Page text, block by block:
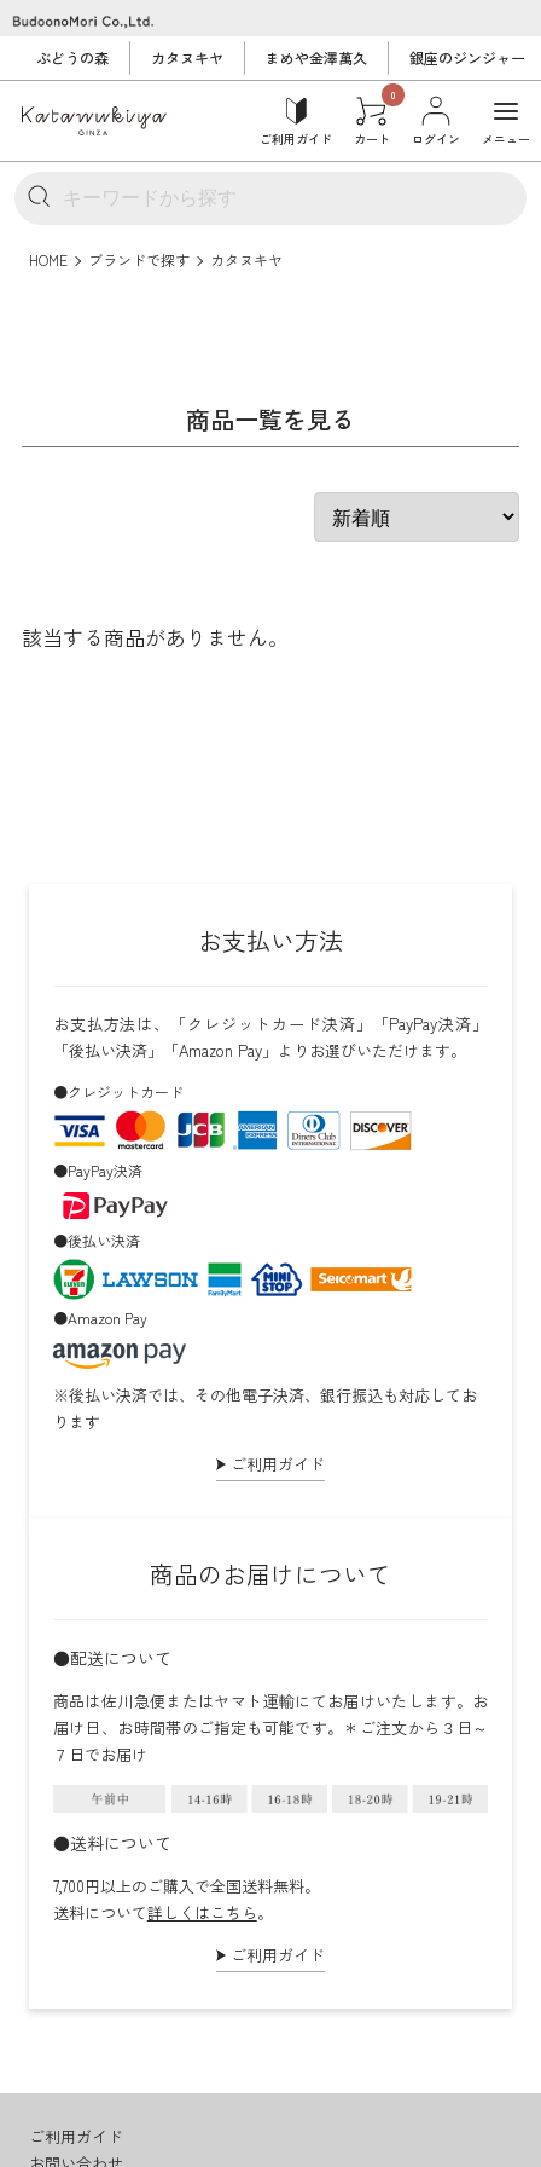
ぶどうの森 カタヌキヤ まめや金澤萬久 銀座のジンジャー
ご利用ガイド
0
カート ログイン メニュー
HOME ブランドで探す カタヌキヤ
商品一覧を見る
該当する商品がありません。
お支払い方法
お支払方法は、「クレジットカード決済」「PayPay決済」
「後払い決済」「Amazon Pay」よりお選びいただけます。
●クレジットカード
●PayPay決済
●後払い決済
●Amazon Pay
※後払い決済では、その他電子決済、銀行振込も対応してお
ります
ご利用ガイド
商品のお届けについて
●配送について
商品は佐川急便またはヤマト運輸にてお届けいたします。お
届け日、お時間帯のご指定も可能です。＊ご注文から３日～
７日でお届け
●送料について
7,700円以上のご購入で全国送料無料。
送料について詳しくはこちら。
ご利用ガイド
ご利用ガイド